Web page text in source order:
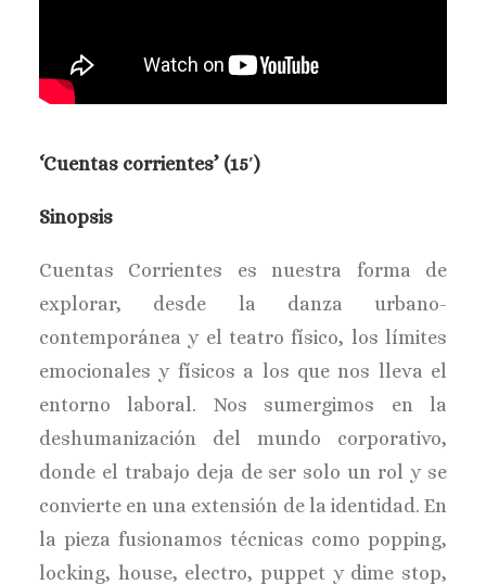
‘Cuentas corrientes’ (15′)
Sinopsis
Cuentas Corrientes es nuestra forma de
explorar, desde la danza urbano-
contemporánea y el teatro físico, los límites
emocionales y físicos a los que nos lleva el
entorno laboral. Nos sumergimos en la
deshumanización del mundo corporativo,
donde el trabajo deja de ser solo un rol y se
convierte en una extensión de la identidad. En
la pieza fusionamos técnicas como popping,
locking, house, electro, puppet y dime stop,